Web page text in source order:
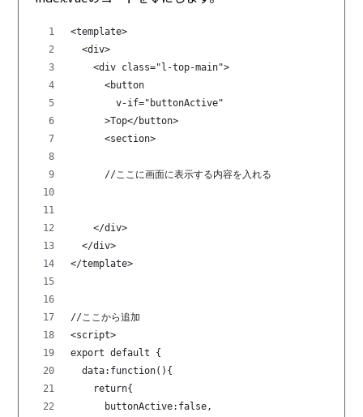
<template>
  <div>
    <div class="l-top-main">
      <button
v-if="buttonActive"                   //この
      >Top</button>
      <section>
      //ここに画面に表示する内容を入れる
    </div>
  </div>
</template>
//ここから追加
<script>
export default {
  data:function(){
    return{
      buttonActive:false,